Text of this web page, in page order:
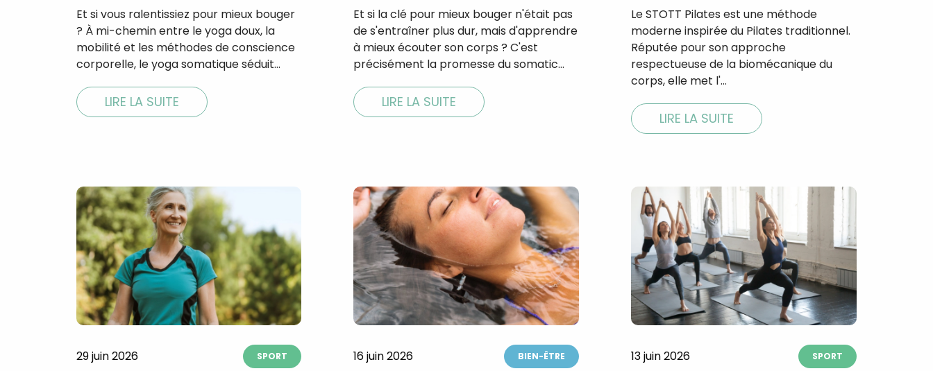
Et si vous ralentissiez pour mieux bouger
? À mi-chemin entre le yoga doux, la
mobilité et les méthodes de conscience
corporelle, le yoga somatique séduit…
LIRE LA SUITE
Et si la clé pour mieux bouger n'était pas
de s'entraîner plus dur, mais d'apprendre
à mieux écouter son corps ? C'est
précisément la promesse du somatic…
LIRE LA SUITE
Le STOTT Pilates est une méthode
moderne inspirée du Pilates traditionnel.
Réputée pour son approche
respectueuse de la biomécanique du
corps, elle met l'…
LIRE LA SUITE
29 juin 2026 SPORT 16 juin 2026 BIEN-ÊTRE 13 juin 2026 SPORT
Prisma Players analyse le taux d'ouverture
des courriels pour mesurer et optimiser les
performances des campagnes. Nous
pourrons savoir si vous ouvrez les courriels,
l'heure à laquelle vous le faites ainsi que
des informations sur le terminal que vous
utilisez. Pour en savoir plus sur ces traceurs,
voir notre
Je reçois mon cadeau !
exercer vos droits, prenez connaissance de notre
Confidentialité.